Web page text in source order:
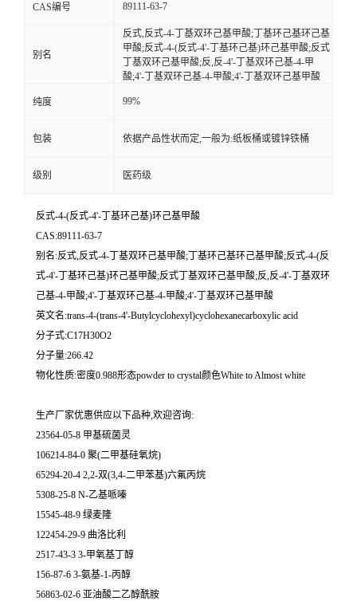
CAS编号 89111-63-7
别名
反式,反式-4-丁基双环己基甲酸;丁基环己基环己基
甲酸;反式-4-(反式-4'-丁基环己基)环己基甲酸;反式
丁基双环己基甲酸;反,反-4'-丁基双环己基-4-甲
酸;4'-丁基双环己基-4-甲酸;4'-丁基双环己基甲酸
纯度 99%
包装 依据产品性状而定,一般为:纸板桶或镀锌铁桶
级别 医药级
反式-4-(反式-4'-丁基环己基)环己基甲酸
CAS:89111-63-7
别名:反式,反式-4-丁基双环己基甲酸;丁基环己基环己基甲酸;反式-4-(反
式-4'-丁基环己基)环己基甲酸;反式丁基双环己基甲酸;反,反-4'-丁基双环
己基-4-甲酸;4'-丁基双环己基-4-甲酸;4'-丁基双环己基甲酸
英文名:trans-4-(trans-4'-Butylcyclohexyl)cyclohexanecarboxylic acid
分子式:C17H30O2
分子量:266.42
物化性质:密度0.988形态powder to crystal颜色White to Almost white
生产厂家优惠供应以下品种,欢迎咨询:
23564-05-8 甲基硫菌灵
106214-84-0 聚(二甲基硅氧烷)
65294-20-4 2,2-双(3,4-二甲苯基)六氟丙烷
5308-25-8 N-乙基哌嗪
15545-48-9 绿麦隆
122454-29-9 曲洛比利
2517-43-3 3-甲氧基丁醇
156-87-6 3-氨基-1-丙醇
56863-02-6 亚油酸二乙醇酰胺